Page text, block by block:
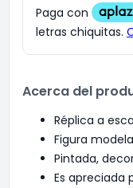
Acerca del
Réplica a
Figura
Pintada,
Es apreciada